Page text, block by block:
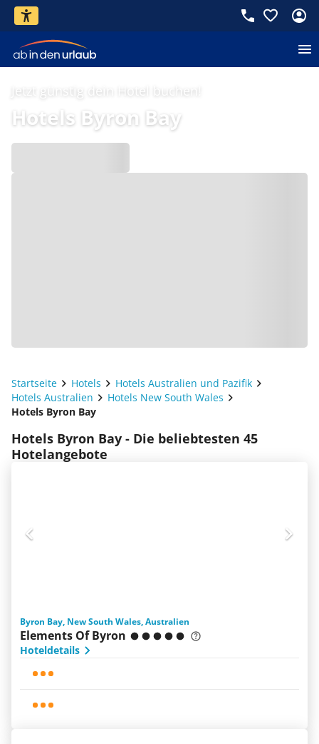
Jetzt günstig dein Hotel buchen!
Hotels Byron Bay
Startseite Hotels
Hotels Australien und Pazifik
Hotels Australien
Hotels New South Wales
Hotels Byron Bay
Hotels Byron Bay - Die beliebtesten 45
Hotelangebote
Byron Bay, New South Wales, Australien
Elements Of Byron
Hoteldetails